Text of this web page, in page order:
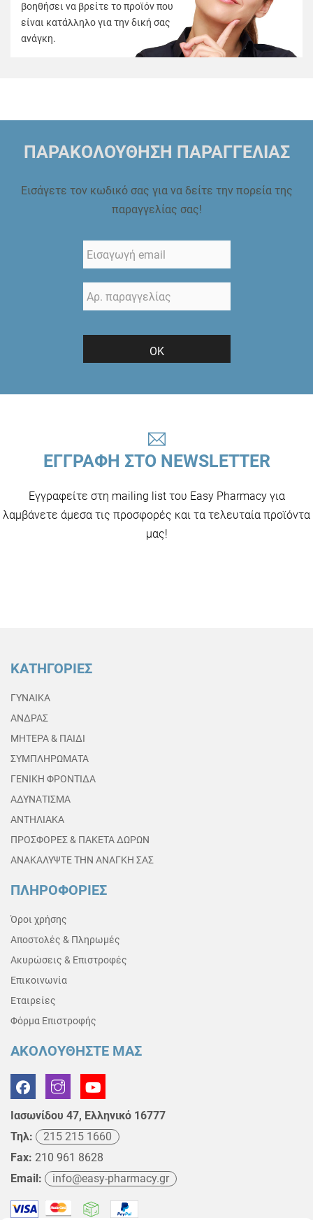
βοηθήσει να βρείτε το προϊόν που
είναι κατάλληλο για την δική σας
ανάγκη.
ΠΑΡΑΚΟΛΟΥΘΗΣΗ ΠΑΡΑΓΓΕΛΙΑΣ
Εισάγετε τον κωδικό σας για να δείτε την πορεία της
παραγγελίας σας!
ΟΚ
ΕΓΓΡΑΦΗ ΣΤΟ NEWSLETTER
Εγγραφείτε στη mailing list του Easy Pharmacy για
λαμβάνετε άμεσα τις προσφορές και τα τελευταία προϊόντα
μας!
ΚΑΤΗΓΟΡΙΕΣ
ΓΥΝΑΙΚΑ
ΑΝΔΡΑΣ
ΜΗΤΕΡΑ & ΠΑΙΔΙ
ΣΥΜΠΛΗΡΩΜΑΤΑ
ΓΕΝΙΚΗ ΦΡΟΝΤΙΔΑ
ΑΔΥΝΑΤΙΣΜΑ
ΑΝΤΗΛΙΑΚΑ
ΠΡΟΣΦΟΡΕΣ & ΠΑΚΕΤΑ ΔΩΡΩΝ
ΑΝΑΚΑΛΥΨΤΕ ΤΗΝ ΑΝΑΓΚΗ ΣΑΣ
ΠΛΗΡΟΦΟΡΙΕΣ
Όροι χρήσης
Αποστολές & Πληρωμές
Ακυρώσεις & Επιστροφές
Επικοινωνία
Εταιρείες
Φόρμα Επιστροφής
ΑΚΟΛΟΥΘΗΣΤΕ ΜΑΣ
Ιασωνίδου 47, Ελληνικό 16777
Τηλ:
215 215 1660
Fax: 210 961 8628
Email:
info@easy-pharmacy.gr